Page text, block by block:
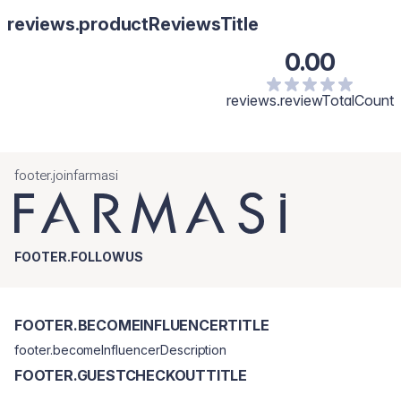
reviews.productReviewsTitle
0.00
reviews.reviewTotalCount
footer.joinfarmasi
FOOTER.FOLLOWUS
FOOTER.BECOMEINFLUENCERTITLE
footer.becomeInfluencerDescription
FOOTER.GUESTCHECKOUTTITLE